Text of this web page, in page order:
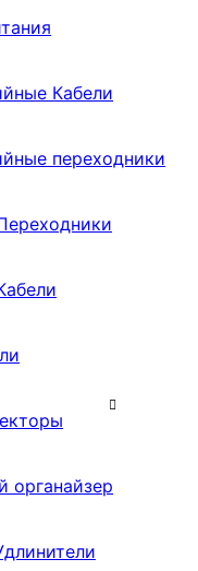
Кабели
переходники
органайзер